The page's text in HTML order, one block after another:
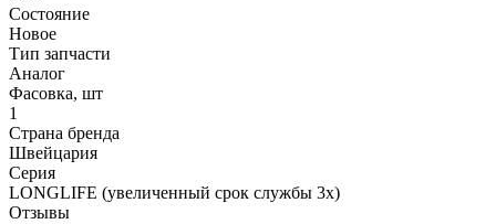
Состояние
Новое
Тип запчасти
Аналог
Фасовка, шт
1
Страна бренда
Швейцария
Серия
LONGLIFE (увеличенный срок службы 3х)
Отзывы